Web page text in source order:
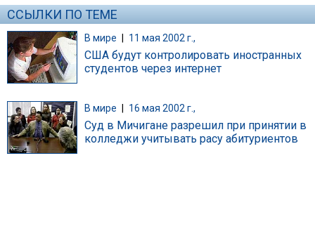
ССЫЛКИ ПО ТЕМЕ
В мире | 11 мая 2002 г.,
США будут контролировать иностранных
студентов через интернет
В мире 16 мая 2002 г.,
Суд в Мичигане разрешил при принятии в
колледжи учитывать расу абитуриентов